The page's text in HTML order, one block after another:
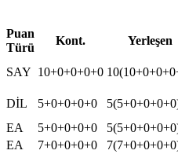
Puan
Türü
Kont.
Yerleşen
SAY 10+0+0+0+0
DİL 5+0+0+0+0
EA 5+0+0+0+0
EA 7+0+0+0+0